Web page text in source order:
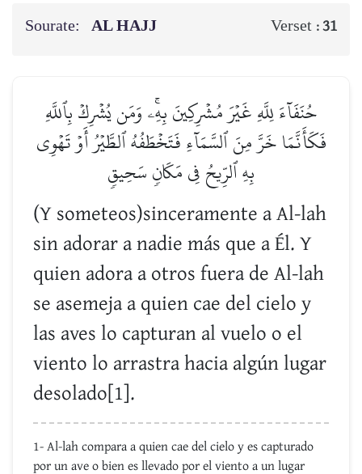
Sourate: AL HAJJ Verset :31
حُنَفَآءَ لِلَّهِ غَيۡرَ مُشۡرِكِينَ بِهِۦۚ وَمَن يُشۡرِكۡ بِٱللَّهِ
فَكَأَنَّمَا خَرَّ مِنَ ٱلسَّمَآءِ فَتَخۡطَفُهُ ٱلطَّيۡرُ أَوۡ تَهۡوِي
بِهِ ٱلرِّيحُ فِي مَكَانٖ سَحِيقٖ
(Y someteos)sinceramente a Al-lah
sin adorar a nadie más que a Él. Y
quien adora a otros fuera de Al-lah
se asemeja a quien cae del cielo y
las aves lo capturan al vuelo o el
viento lo arrastra hacia algún lugar
desolado[1].
1- Al-lah compara a quien cae del cielo y es capturado
por un ave o bien es llevado por el viento a un lugar